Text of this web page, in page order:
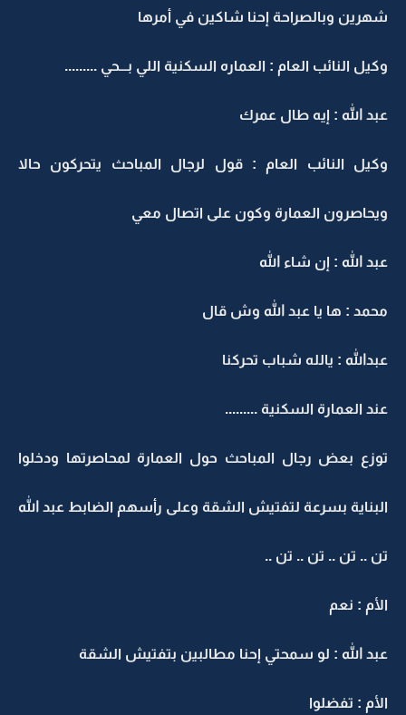
شهرين وبالصراحة إحنا شاكين في أمرها
وكيل النائب العام : العماره السكنية اللي بـــحي .........
عبد الله : إيه طال عمرك
وكيل النائب العام : قول لرجال المباحث يتحركون حالا
ويحاصرون العمارة وكون على اتصال معي
عبد الله : إن شاء الله
محمد : ها يا عبد الله وش قال
عبدالله : يالله شباب تحركنا
عند العمارة السكنية .........
توزع بعض رجال المباحث حول العمارة لمحاصرتها ودخلوا
البناية بسرعة لتفتيش الشقة وعلى رأسهم الضابط عبد الله
تن .. تن .. تن .. تن ..
الأم : نعم
عبد الله : لو سمحتي إحنا مطالبين بتفتيش الشقة
الأم : تفضلوا